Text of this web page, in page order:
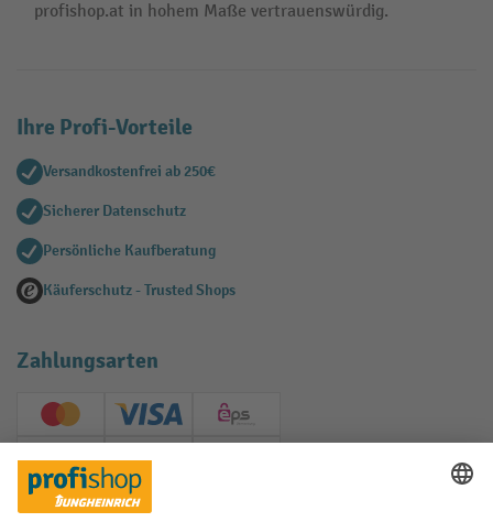
profishop.at in hohem Maße vertrauenswürdig.
Ihre Profi-Vorteile
Versandkostenfrei ab 250€
Sicherer Datenschutz
Persönliche Kaufberatung
Käuferschutz - Trusted Shops
Zahlungsarten
Creditcard (Master)Creditcard (Visa)
EPS
PayPal